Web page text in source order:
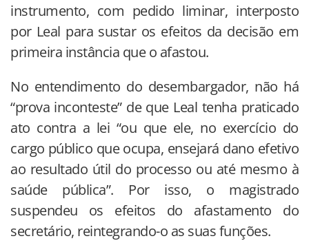
instrumento, com pedido liminar, interposto
por Leal para sustar os efeitos da decisão em
primeira instância que o afastou.
No entendimento do desembargador, não há
“prova inconteste” de que Leal tenha praticado
ato contra a lei “ou que ele, no exercício do
cargo público que ocupa, ensejará dano efetivo
ao resultado útil do processo ou até mesmo à
saúde pública”. Por isso, o magistrado
suspendeu os efeitos do afastamento do
secretário, reintegrando-o as suas funções.